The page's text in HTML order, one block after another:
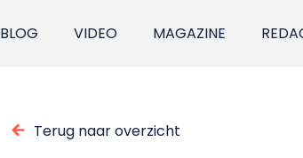
BLOG VIDEO MAGAZINE
Terug naar overzicht